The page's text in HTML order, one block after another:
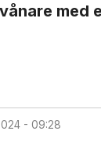
med
- 09:28